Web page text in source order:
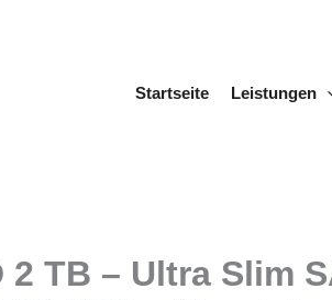
Startseite
Leistungen
TB – Ultra Slim